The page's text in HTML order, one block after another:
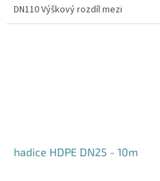
DN110 Výškový rozdíl mezi
přítokem a odtokem: 0cm
hadice HDPE DN25 - 10m